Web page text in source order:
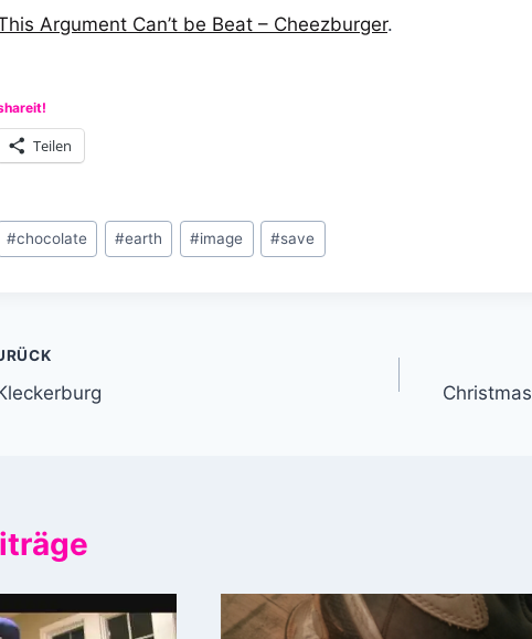
Argument Can’t be Beat – Cheezburger.
Teilen
#chocolate #earth #image #save